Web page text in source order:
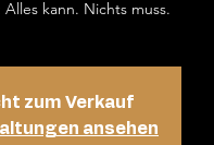
kann. Nichts muss.
zum Verkauf
ansehen